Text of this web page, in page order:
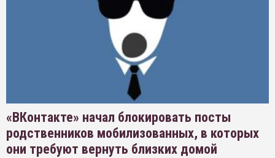
«ВКонтакте» начал блокировать посты
родственников мобилизованных, в которых
они требуют вернуть близких домой